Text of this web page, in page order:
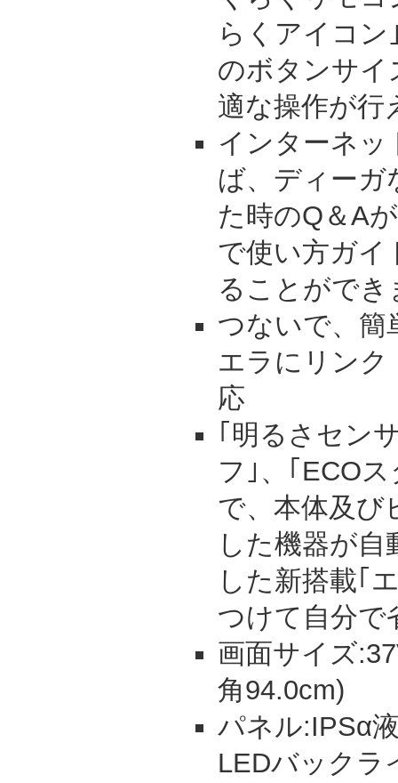
らくアイコ
のボタンサイ
適な操作が行
インターネ
ば、ディーガ
た時のQ＆A
で使い方ガイ
ることができ
つないで、簡
エラにリンク
応
｢明るさセン
フ｣、｢ECO
で、本体及び
した機器が自
した新搭載｢
つけて自分で
画面サイズ
角94.0cm)
パネル:IPSα
LEDバックラ